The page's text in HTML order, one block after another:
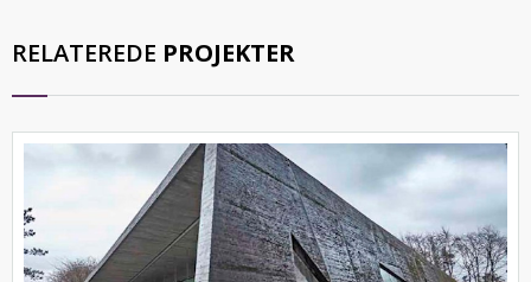
RELATEREDE PROJEKTER